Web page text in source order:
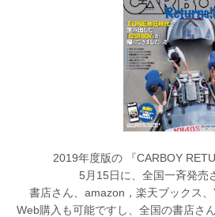
2019年度版の 『CARBOY
5月15日に、全国一斉発売
書店さん、amazon，楽天ブックス
Web購入も可能ですし、全国の書店さ